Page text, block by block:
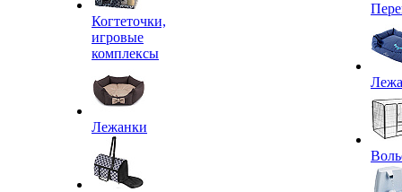
Когтеточки,
игровые
комплексы
Лежанки